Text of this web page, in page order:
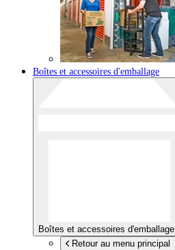
Boîtes et accessoires d'emballage
Boîtes et accessoires d'emballage
Retour au menu principal